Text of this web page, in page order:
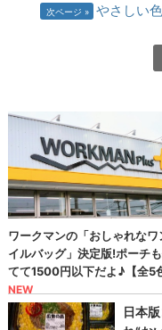
次ページ やさしい